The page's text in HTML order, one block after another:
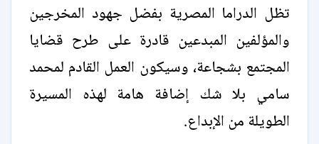
تظل الدراما المصرية بفضل جهود المخرجين
والمؤلفين المبدعين قادرة على طرح قضايا
المجتمع بشجاعة، وسيكون العمل القادم لمحمد
سامي بلا شك إضافة هامة لهذه المسيرة
الطويلة من الإبداع.